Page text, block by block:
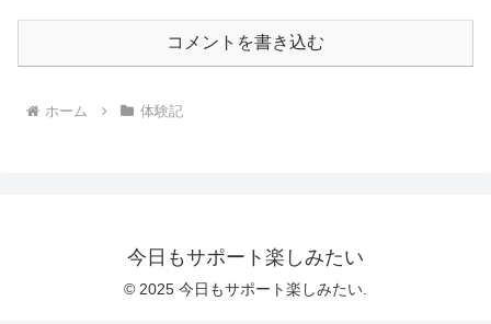
コメントを書き込む
ホーム 体験記
今日もサポート楽しみたい
© 2025 今日もサポート楽しみたい.